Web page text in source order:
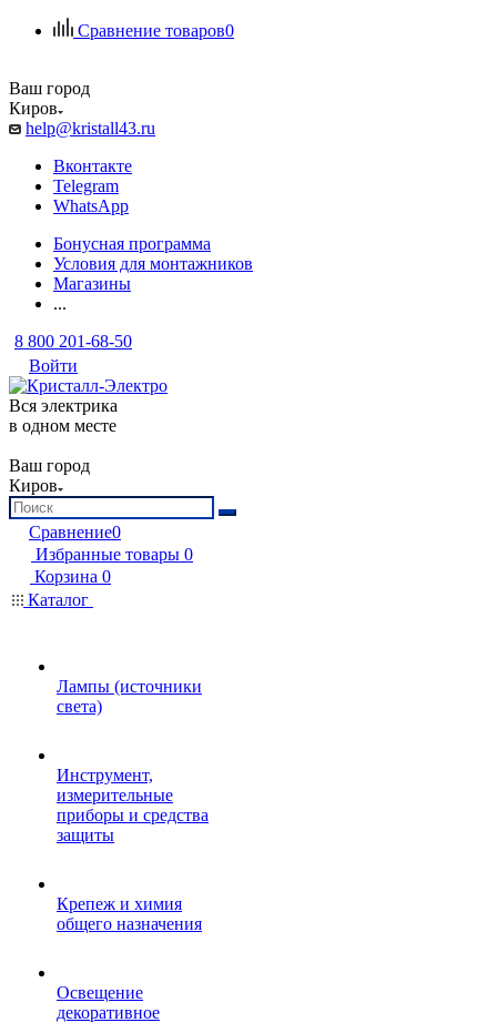
Сравнение товаров0
Ваш город
Киров
help@kristall43.ru
Вконтакте
Telegram
WhatsApp
Бонусная программа
Условия для монтажников
Магазины
...
8 800 201-68-50
Войти
Вся электрика
в одном месте
Ваш город
Киров
Сравнение0
Избранные товары 0
Корзина 0
Каталог
Лампы (источники
света)
Инструмент,
измерительные
приборы и средства
защиты
Крепеж и химия
общего назначения
Освещение
декоративное